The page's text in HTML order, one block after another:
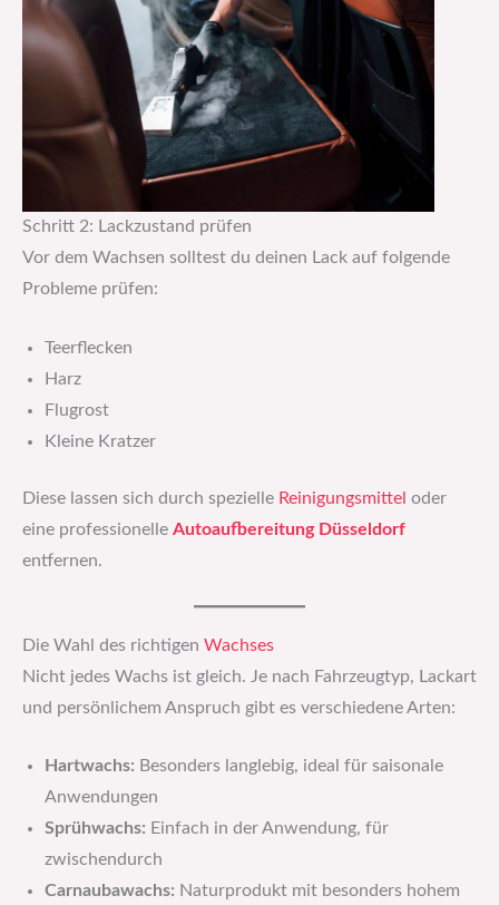
Schritt 2: Lackzustand prüfen
Vor dem Wachsen solltest du deinen Lack auf folgende
Probleme prüfen:
Teerflecken
Harz
Flugrost
Kleine Kratzer
Diese lassen sich durch spezielle Reinigungsmittel oder
eine professionelle Autoaufbereitung Düsseldorf
entfernen.
Die Wahl des richtigen Wachses
Nicht jedes Wachs ist gleich. Je nach Fahrzeugtyp, Lackart
und persönlichem Anspruch gibt es verschiedene Arten:
Hartwachs: Besonders langlebig, ideal für saisonale
Anwendungen
Sprühwachs: Einfach in der Anwendung, für
zwischendurch
Carnaubawachs: Naturprodukt mit besonders hohem